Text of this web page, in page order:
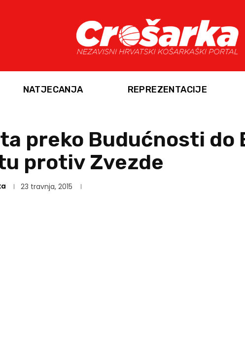
NATJECANJA REPREZENTACIJE
preko Budućnosti do
protiv Zvezde
23 travnja, 2015